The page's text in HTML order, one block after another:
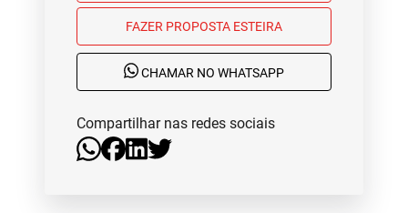
FAZER PROPOSTA ESTEIRA
CHAMAR NO WHATSAPP
Compartilhar nas redes sociais